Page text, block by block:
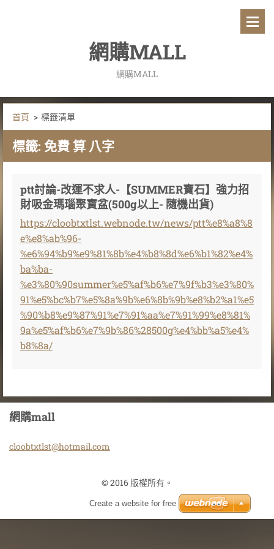
網購MALL
網購MALL
首頁 > 標籤清單
標籤: 免費 算 八字
ptt討論-改運不求人-【SUMMER寶石】強力招
財吸金瑪瑙聚寶盆(500g以上- 隨機出貨)
https://cloobtxtlst.webnode.tw/news/ptt%e8%a8%8
e%e8%ab%96-
%e6%94%b9%e9%81%8b%e4%b8%8d%e6%b1%82%e4%
ba%ba-
%e3%80%90summer%e5%af%b6%e7%9f%b3%e3%80%
91%e5%bc%b7%e5%8a%9b%e6%8b%9b%e8%b2%a1%e5
%90%b8%e9%87%91%e7%91%aa%e7%91%99%e8%81%
9a%e5%af%b6%e7%9b%86%28500g%e4%bb%a5%e4%
b8%8a/
網購mall
cloobtxtlst@hotmail.com
© 2016 版權所有。
Create a website for free